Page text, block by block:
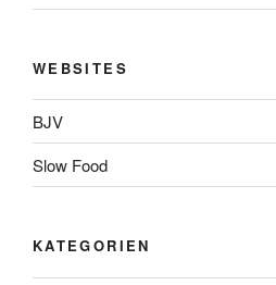
WEBSITES
BJV
Slow Food
KATEGORIEN